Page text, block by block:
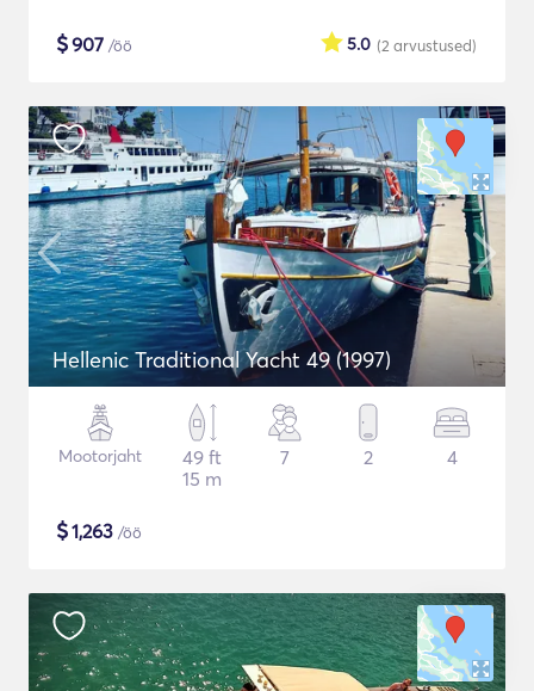
$907 /öö (2 arvustused)
5.0
Hellenic Traditional Yacht 49 (1997)
Mootorjaht
49 ft
15 m
7 2 4
$1,263 /öö